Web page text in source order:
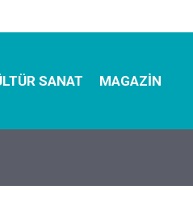
SANAT MAGAZIN
Dostu Ambalaj